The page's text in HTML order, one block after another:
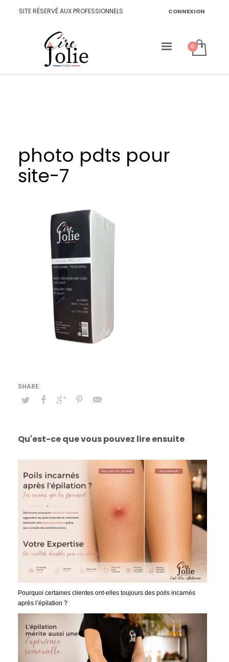
SITE RÉSERVÉ AUX PROFESSIONNELS CONNEXION
photo pdts pour
site-7
Qu'est-ce que vous pouvez lire ensuite
Pourquoi certaines clientes ont-elles toujours des poils incarnés
après l’épilation ?